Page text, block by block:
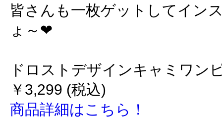
皆さんも一枚ゲットしてイン
ょ～❤
ドロストデザインキャミワン
￥3,299 (税込)
商品詳細はこちら！